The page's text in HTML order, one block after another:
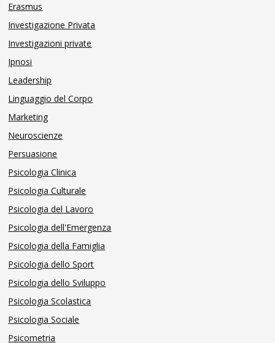
Erasmus
Investigazione Privata
Investigazioni private
Ipnosi
Leadership
Linguaggio del Corpo
Marketing
Neuroscienze
Persuasione
Psicologia Clinica
Psicologia Culturale
Psicologia del Lavoro
Psicologia dell'Emergenza
Psicologia della Famiglia
Psicologia dello Sport
Psicologia dello Sviluppo
Psicologia Scolastica
Psicologia Sociale
Psicometria